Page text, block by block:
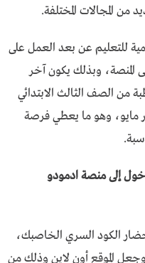
من المجالات المختلفة.
للتعليم عن بعد العمل على
المنصة، وبذلك يكون آخر
من الصف الثالث الابتدائي
وهو ما يعطي فرصة
إلى منصة ادمودو
الكود السري الخاصبك،
الموقع أون لاين وذلك من